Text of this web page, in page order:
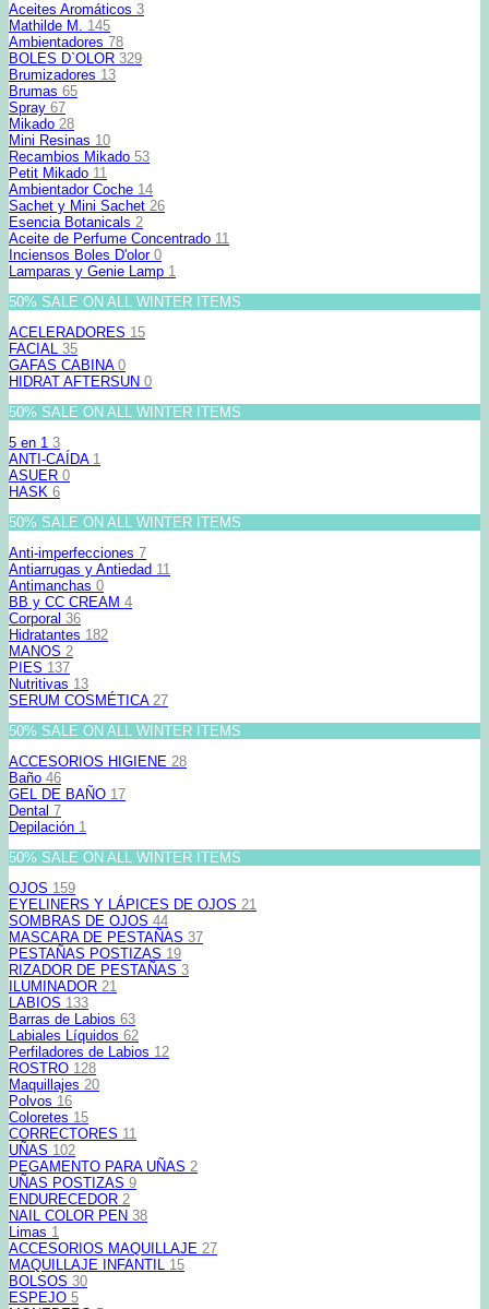
Aceites Aromáticos 3
Mathilde M. 145
Ambientadores 78
BOLES D`OLOR 329
Brumizadores 13
Brumas 65
Spray 67
Mikado 28
Mini Resinas 10
Recambios Mikado 53
Petit Mikado 11
Ambientador Coche 14
Sachet y Mini Sachet 26
Esencia Botanicals 2
Aceite de Perfume Concentrado 11
Inciensos Boles D'olor 0
Lamparas y Genie Lamp 1
50% SALE ON ALL WINTER ITEMS
ACELERADORES 15
FACIAL 35
GAFAS CABINA 0
HIDRAT AFTERSUN 0
50% SALE ON ALL WINTER ITEMS
5 en 1 3
ANTI-CAÍDA 1
ASUER 0
HASK 6
50% SALE ON ALL WINTER ITEMS
Anti-imperfecciones 7
Antiarrugas y Antiedad 11
Antimanchas 0
BB y CC CREAM 4
Corporal 36
Hidratantes 182
MANOS 2
PIES 137
Nutritivas 13
SERUM COSMÉTICA 27
50% SALE ON ALL WINTER ITEMS
ACCESORIOS HIGIENE 28
Baño 46
GEL DE BAÑO 17
Dental 7
Depilación 1
50% SALE ON ALL WINTER ITEMS
OJOS 159
EYELINERS Y LÁPICES DE OJOS 21
SOMBRAS DE OJOS 44
MASCARA DE PESTAÑAS 37
PESTAÑAS POSTIZAS 19
RIZADOR DE PESTAÑAS 3
ILUMINADOR 21
LABIOS 133
Barras de Labios 63
Labiales Líquidos 62
Perfiladores de Labios 12
ROSTRO 128
Maquillajes 20
Polvos 16
Coloretes 15
CORRECTORES 11
UÑAS 102
PEGAMENTO PARA UÑAS 2
UÑAS POSTIZAS 9
ENDURECEDOR 2
NAIL COLOR PEN 38
Limas 1
ACCESORIOS MAQUILLAJE 27
MAQUILLAJE INFANTIL 15
BOLSOS 30
ESPEJO 5